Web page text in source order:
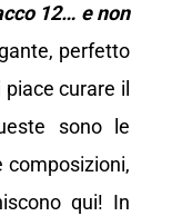
12… e non
perfetto
curare il
sono le
composizioni,
qui! In